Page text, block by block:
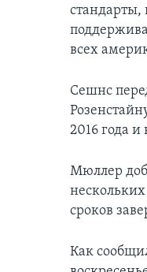
стандарты,
всех
Сешнс
2016 года
Мюллер
сроков
Как